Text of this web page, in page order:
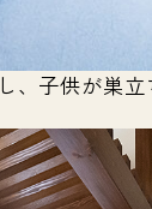
し、子供が巣